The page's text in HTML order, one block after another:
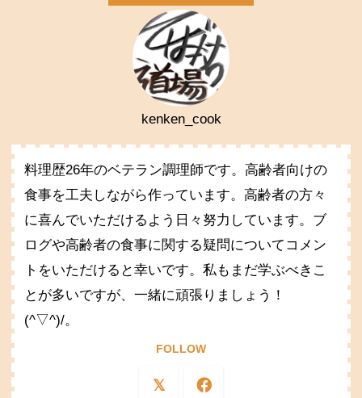
kenken_cook
料理歴26年のベテラン調理師です。高齢者向けの
食事を工夫しながら作っています。高齢者の方々
に喜んでいただけるよう日々努力しています。ブ
ログや高齢者の食事に関する疑問についてコメン
トをいただけると幸いです。私もまだ学ぶべきこ
とが多いですが、一緒に頑張りましょう！
(^▽^)/。
FOLLOW